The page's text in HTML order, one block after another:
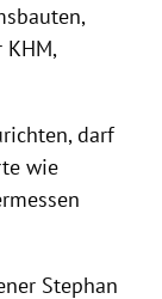
KHM,
darf
wie
Stephan